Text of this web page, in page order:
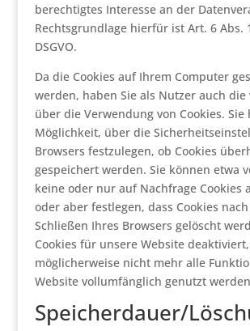
berechtigtes Interesse an der
Rechtsgrundlage hierfür ist Art. 6 Abs.
DSGVO.
Da die Cookies auf Ihrem Computer
werden, haben Sie als Nutzer auch
über die Verwendung von Cookies. Sie
Möglichkeit, über die
Browsers festzulegen, ob Cookies
gespeichert werden. Sie können etwa
keine oder nur auf Nachfrage Cookies
oder aber festlegen, dass Cookies
Schließen Ihres Browsers gelöscht
Cookies für unsere Website
möglicherweise nicht mehr alle
Website vollumfänglich genutzt
Speicherdauer/